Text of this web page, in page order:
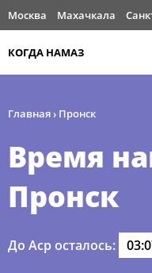
Москва Махачкала
КОГДА НАМАЗ
Главная› Пронск
Время
Пронск
До Аср осталось: